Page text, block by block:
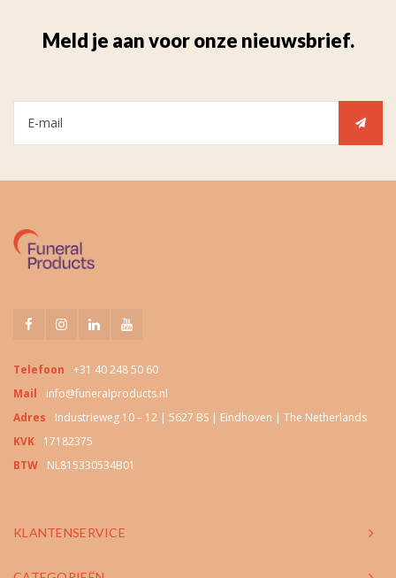
Meld je aan voor onze nieuwsbrief.
Telefoon
+31 40 248 50 60
Mail
info@funeralproducts.nl
Adres
Industrieweg 10 – 12 | 5627 BS | Eindhoven | The Netherlands
KVK
17182375
BTW
NL815330534B01
KLANTENSERVICE